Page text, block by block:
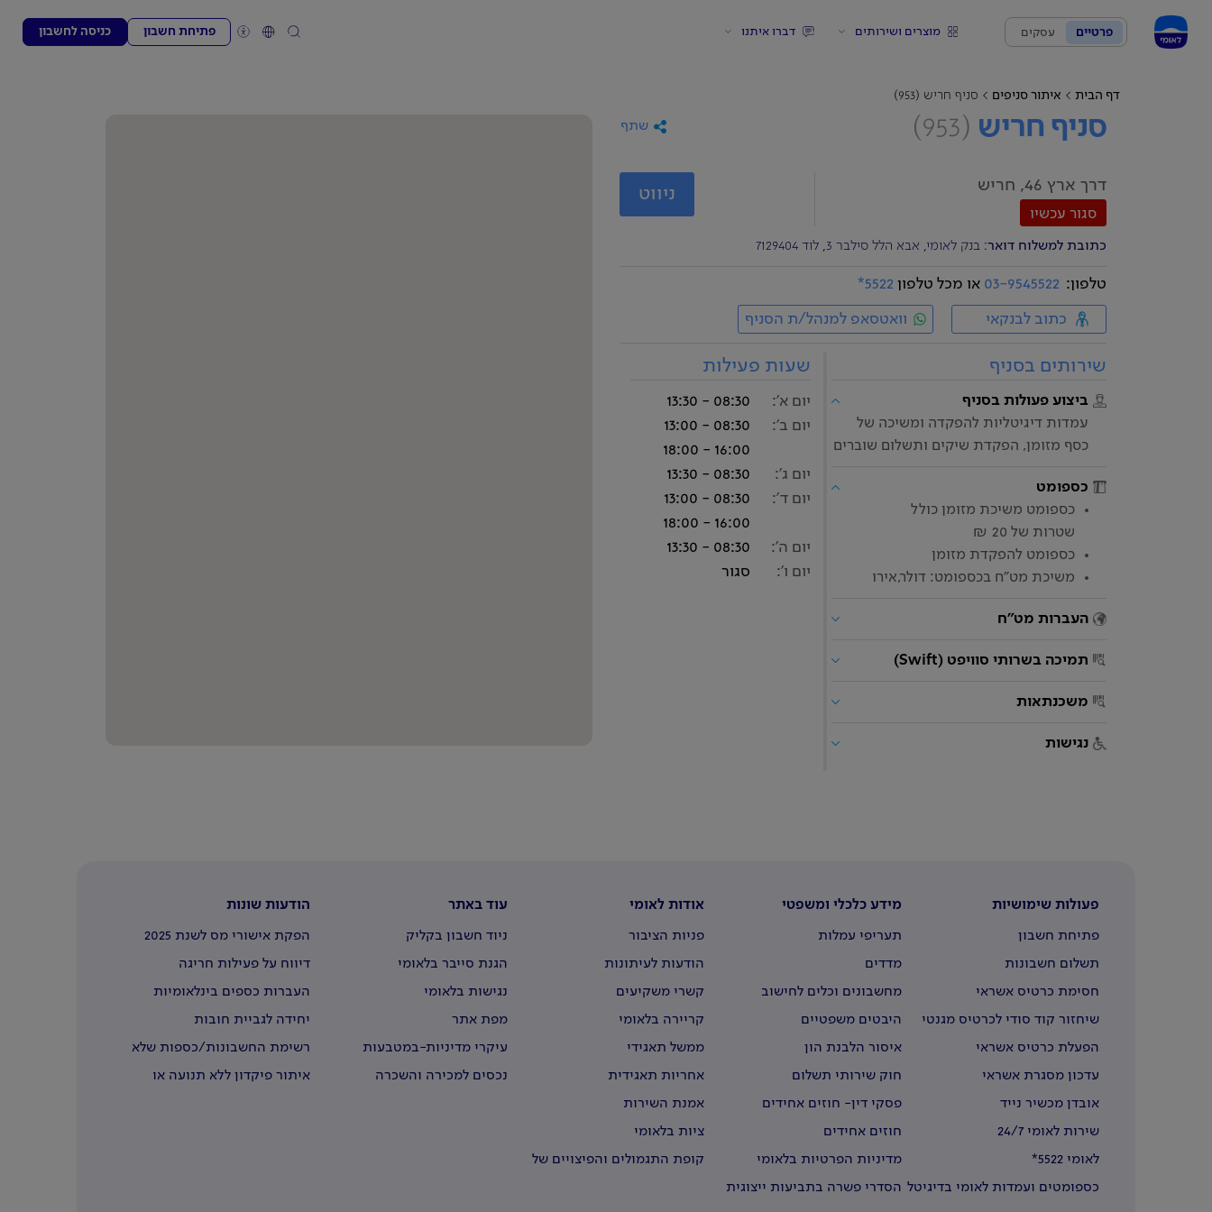
פרטיים עסקים מוצרים ושירותים דברו איתנו פתיחת חשבון כניסה לחשבון
דף הבית איתור סניפים סניף חריש (953)
סניף חריש (953) שתף
דרך ארץ 46, חריש
סגור עכשיו
ניווט
כתובת למשלוח דואר: בנק לאומי, אבא הלל סילבר 3, לוד 7129404
טלפון: 03-9545522 או מכל טלפון 5522*
כתוב לבנקאי וואטסאפ למנהל/ת הסניף
שירותים בסניף
ביצוע פעולות בסניף
עמדות דיגיטליות להפקדה ומשיכה של
כסף מזומן, הפקדת שיקים ותשלום שוברים
כספומט
כספומט משיכת מזומן כולל
שטרות של 20 ₪
כספומט להפקדת מזומן
משיכת מט"ח בכספומט: דולר,אירו
העברות מט"ח
תמיכה בשרותי סוויפט (Swift)
משכנתאות
נגישות
שעות פעילות
יום א':
08:30 - 13:30
יום ב':
08:30 - 13:00
16:00 - 18:00
יום ג':
08:30 - 13:30
יום ד':
08:30 - 13:00
16:00 - 18:00
יום ה':
08:30 - 13:30
יום ו':
סגור
פעולות שימושיות
פתיחת חשבון
תשלום חשבונות
חסימת כרטיס אשראי
שיחזור קוד סודי לכרטיס מגנטי
הפעלת כרטיס אשראי
עדכון מסגרת אשראי
אובדן מכשיר נייד
שירות לאומי 24/7
לאומי 5522*
כספומטים ועמדות לאומי בדיגיטל
מידע כלכלי ומשפטי
תעריפי עמלות
מדדים
מחשבונים וכלים לחישוב
היבטים משפטיים
איסור הלבנת הון
חוק שירותי תשלום
פסקי דין- חוזים אחידים
חוזים אחידים
מדיניות הפרטיות בלאומי
הסדרי פשרה בתביעות ייצוגית
אודות לאומי
פניות הציבור
הודעות לעיתונות
קשרי משקיעים
קריירה בלאומי
ממשל תאגידי
אחריות תאגידית
אמנת השירות
ציות בלאומי
קופת התגמולים והפיצויים של
עוד באתר
ניוד חשבון בקליק
הגנת סייבר בלאומי
נגישות בלאומי
מפת אתר
עיקרי מדיניות-במטבעות
נכסים למכירה והשכרה
הודעות שונות
הפקת אישורי מס לשנת 2025
דיווח על פעילות חריגה
העברות כספים בינלאומיות
יחידה לגביית חובות
רשימת החשבונות/כספות שלא
איתור פיקדון ללא תנועה או